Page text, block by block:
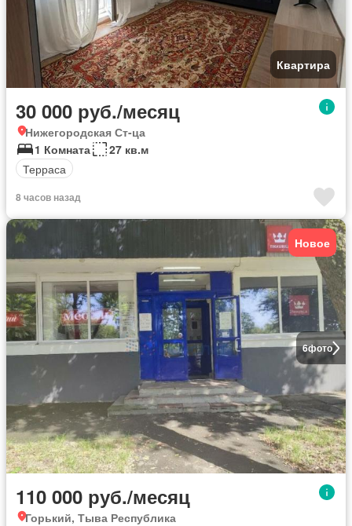
Квартира
30 000 руб./месяц
Нижегородская Ст-ца
1 Комната
27 кв.м
Терраса
8 часов назад
6фото
Новое
110 000 руб./месяц
Горький, Тыва Республика